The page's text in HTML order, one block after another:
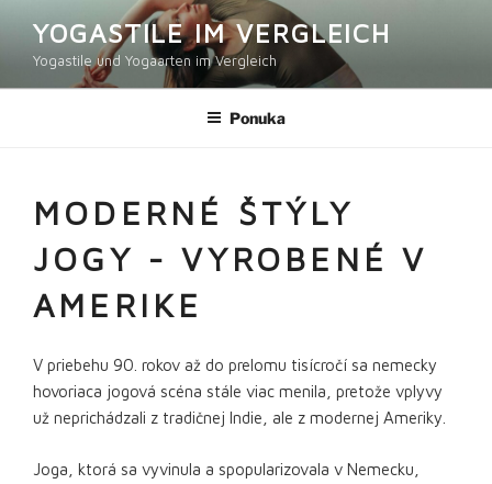
obsah
YOGASTILE IM VERGLEICH
Yogastile und Yogaarten im Vergleich
Ponuka
MODERNÉ ŠTÝLY
JOGY - VYROBENÉ V
AMERIKE
V priebehu 90. rokov až do prelomu tisícročí sa nemecky
hovoriaca jogová scéna stále viac menila, pretože vplyvy
už neprichádzali z tradičnej Indie, ale z modernej Ameriky.
Joga, ktorá sa vyvinula a spopularizovala v Nemecku,